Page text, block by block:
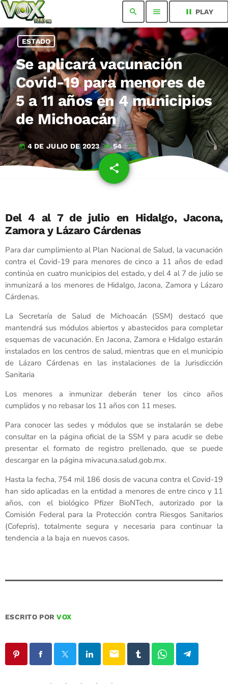
search menu pause PLAY
ESTADO
Se aplicará vacunación
Covid-19 para menores de
5 a 11 años en 4 municipios
de Michoacán
today 4 DE JULIO DE 2023 54
share
email
Del 4 al 7 de julio en Hidalgo, Jacona,
Zamora y Lázaro Cárdenas
Para dar cumplimiento al Plan Nacional de Salud, la vacunación
contra el Covid-19 para menores de cinco a 11 años de edad
continúa en cuatro municipios del estado, y del 4 al 7 de julio se
inmunizará a los menores de Hidalgo, Jacona, Zamora y Lázaro
Cárdenas.
La Secretaría de Salud de Michoacán (SSM) destacó que
mantendrá sus módulos abiertos y abastecidos para completar
esquemas de vacunación. En Jacona, Zamora e Hidalgo estarán
instalados en los centros de salud, mientras que en el municipio
de Lázaro Cárdenas en las instalaciones de la Jurisdicción
Sanitaria
Los menores a inmunizar deberán tener los cinco años
cumplidos y no rebasar los 11 años con 11 meses.
Para conocer las sedes y módulos que se instalarán se debe
consultar en la página oficial de la SSM y para acudir se debe
presentar el formato de registro prellenado, que se puede
descargar en la página mivacuna.salud.gob.mx.
Hasta la fecha, 754 mil 186 dosis de vacuna contra el Covid-19
han sido aplicadas en la entidad a menores de entre cinco y 11
años, con el biológico Pfizer BioNTech, autorizado por la
Comisión Federal para la Protección contra Riesgos Sanitarios
(Cofepris), totalmente segura y necesaria para continuar la
tendencia a la baja en nuevos casos.
ESCRITO PORVOX
email